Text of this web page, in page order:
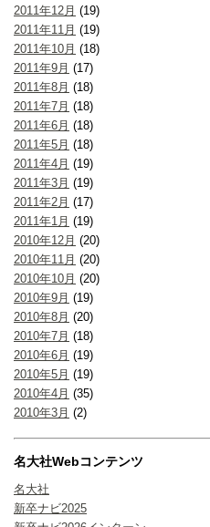
2011年12月 (19)
2011年11月 (19)
2011年10月 (18)
2011年9月 (17)
2011年8月 (18)
2011年7月 (18)
2011年6月 (18)
2011年5月 (18)
2011年4月 (19)
2011年3月 (19)
2011年2月 (17)
2011年1月 (19)
2010年12月 (20)
2010年11月 (20)
2010年10月 (20)
2010年9月 (19)
2010年8月 (20)
2010年7月 (18)
2010年6月 (19)
2010年5月 (19)
2010年4月 (35)
2010年3月 (2)
名大社Webコンテンツ
名大社
新卒ナビ2025